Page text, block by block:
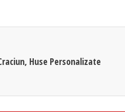
Huse Personalizate